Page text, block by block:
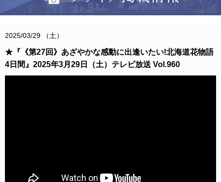
2025/03/29 （土）
★『《第27回》あざやかな感動に出逢いたい!北海道花物語
4日間』2025年3月29日（土）テレビ放送 Vol.960